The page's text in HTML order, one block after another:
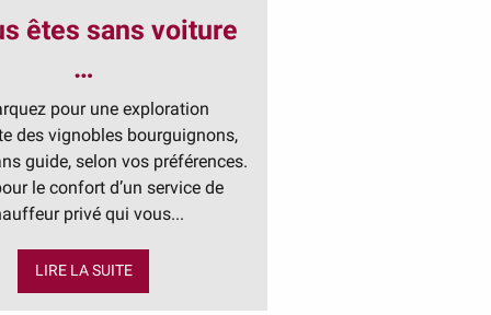
êtes sans voiture
…
pour une exploration
des vignobles bourguignons,
guide, selon vos préférences.
le confort d’un service de
privé qui vous...
LIRE LA SUITE